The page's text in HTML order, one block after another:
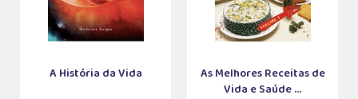
A História da Vida
As Melhores Receitas de
Vida e Saúde ...